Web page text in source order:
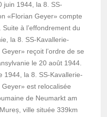
juin 1944, la 8. SS-
«Florian Geyer» compte
à l’effondrement du
la 8. SS-Kavallerie-
reçoit l’ordre de se
le 20 août 1944.
1944, la 8. SS-Kavallerie-
est relocalisée
de Neumarkt am
ville située 339km